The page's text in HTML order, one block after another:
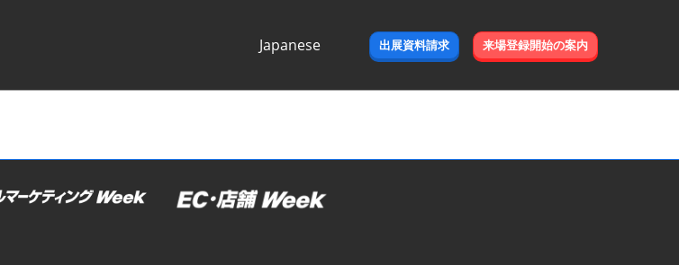
Japanese
出展資料請求 来場登録開始の案内